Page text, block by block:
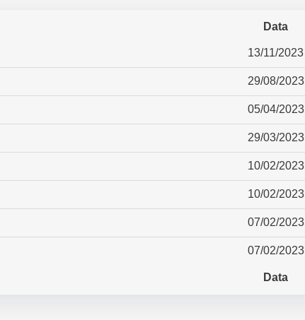
Data
13/11/2023
29/08/2023
05/04/2023
29/03/2023
10/02/2023
10/02/2023
07/02/2023
07/02/2023
Data